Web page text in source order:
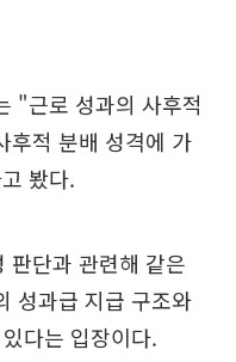
"근로 성과의 사후적
후적 분배 성격에 가
봤다.
판단과 관련해 같은
성과급 지급 구조와
다는 입장이다.